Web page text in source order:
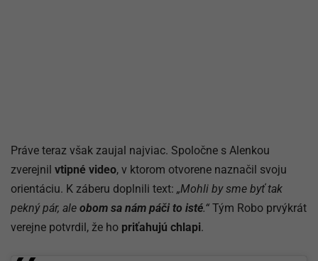
Práve teraz však zaujal najviac. Spoločne s Alenkou
zverejnil vtipné video, v ktorom otvorene naznačil svoju
orientáciu. K záberu doplnili text: „Mohli by sme byť tak
pekný pár, ale obom sa nám páči to isté.“ Tým Robo prvýkrát
verejne potvrdil, že ho priťahujú chlapi.